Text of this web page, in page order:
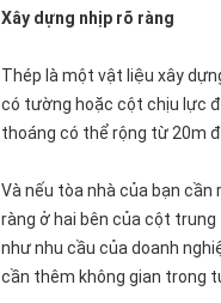
Xây dựng nhịp rõ ràng
Thép là một vật liệu xây
có tường hoặc cột chịu lực
thoáng có thể rộng từ 20m
Và nếu tòa nhà của bạn
ràng ở hai bên của cột
như nhu cầu của doanh
cần thêm không gian trong